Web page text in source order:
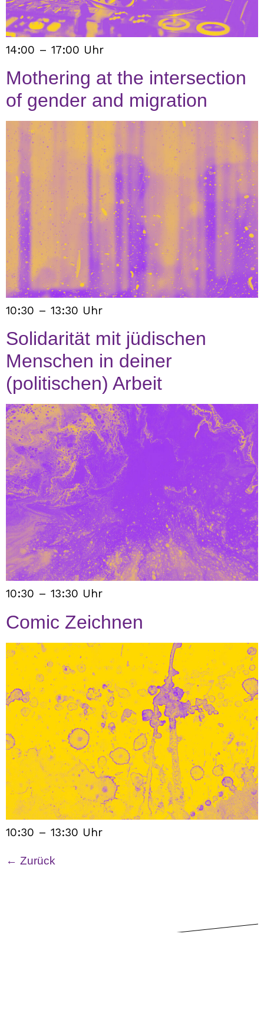
14:00 – 17:00 Uhr
Mothering at the intersection
of gender and migration
10:30 – 13:30 Uhr
Solidarität mit jüdischen
Menschen in deiner
(politischen) Arbeit
10:30 – 13:30 Uhr
Comic Zeichnen
10:30 – 13:30 Uhr
← Zurück